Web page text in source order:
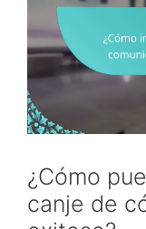
¿Cómo
canje de